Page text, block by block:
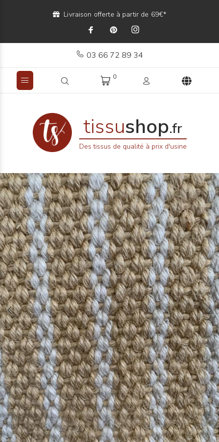
Livraison offerte à partir de 69€*
03 66 72 89 34
0
tissushop.fr
Des tissus de qualité à prix d'usine